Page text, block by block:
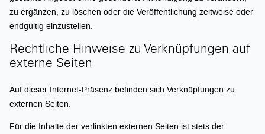
zu ergänzen, zu löschen oder die Veröffentlichung zeitweise oder
endgültig einzustellen.
Rechtliche Hinweise zu Verknüpfungen auf
externe Seiten
Auf dieser Internet-Präsenz befinden sich Verknüpfungen zu
externen Seiten.
Für die Inhalte der verlinkten externen Seiten ist stets der